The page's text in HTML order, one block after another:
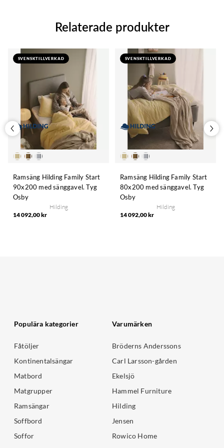
Relaterade produkter
SVENSKTILLVERKAD
Ramsäng Hilding Family Start
90x200 med sänggavel. Tyg
Osby
Hilding
14 092,00 kr
SVENSKTILLVERKAD
Ramsäng Hilding Family Start
80x200 med sänggavel. Tyg
Osby
Hilding
14 092,00 kr
Populära kategorier
Fåtöljer
Kontinentalsängar
Matbord
Matgrupper
Ramsängar
Soffbord
Soffor
Varumärken
Bröderns Anderssons
Carl Larsson-gården
Ekelsjö
Hammel Furniture
Hilding
Jensen
Rowico Home